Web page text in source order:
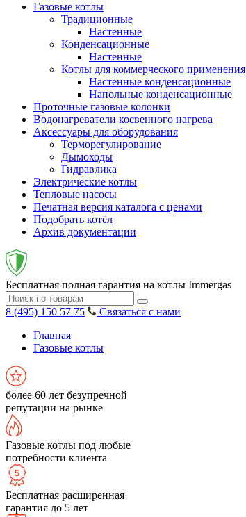
Газовые котлы
Традиционные
Настенные
Конденсационные
Настенные
Котлы для коммерческого применения
Настенные конденсационные
Напольные конденсационные
Проточные газовые колонки
Водонагреватели косвенного нагрева
Аксессуары для оборудования
Терморегулирование
Дымоходы
Гидравлика
Электрические котлы
Тепловые насосы
Печатная версия каталога с ценами
Подобрать котёл
Архив документации
Бесплатная полная гарантия на котлы Immergas
8 (495) 150 57 75
Связаться с нами
Главная
Газовые котлы
более 60 лет безупречной
репутации на рынке
Газовые котлы под любые
потребности клиента
Бесплатная расширенная
гарантия до 5 лет